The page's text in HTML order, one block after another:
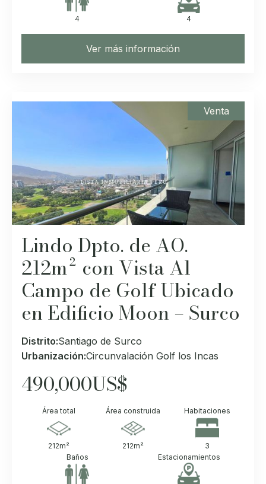
4 4
Ver más información
Venta
Lindo Dpto. de AO.
212m² con Vista Al
Campo de Golf Ubicado
en Edificio Moon – Surco
Distrito:Santiago de Surco
Urbanización:Circunvalación Golf los Incas
490,000US$
Área total
212m²
Área construida
212m²
Habitaciones
3
Baños
Estacionamientos